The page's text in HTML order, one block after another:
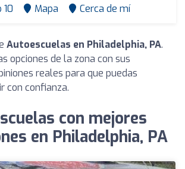
10 Mapa Cerca de mí
Autoescuelas en Philadelphia, PA.
opciones de la zona con sus
reales para que puedas
con confianza.
con mejores
en Philadelphia, PA